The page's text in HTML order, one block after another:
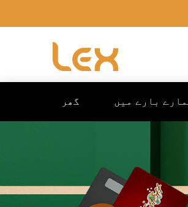
گھر بارے میں